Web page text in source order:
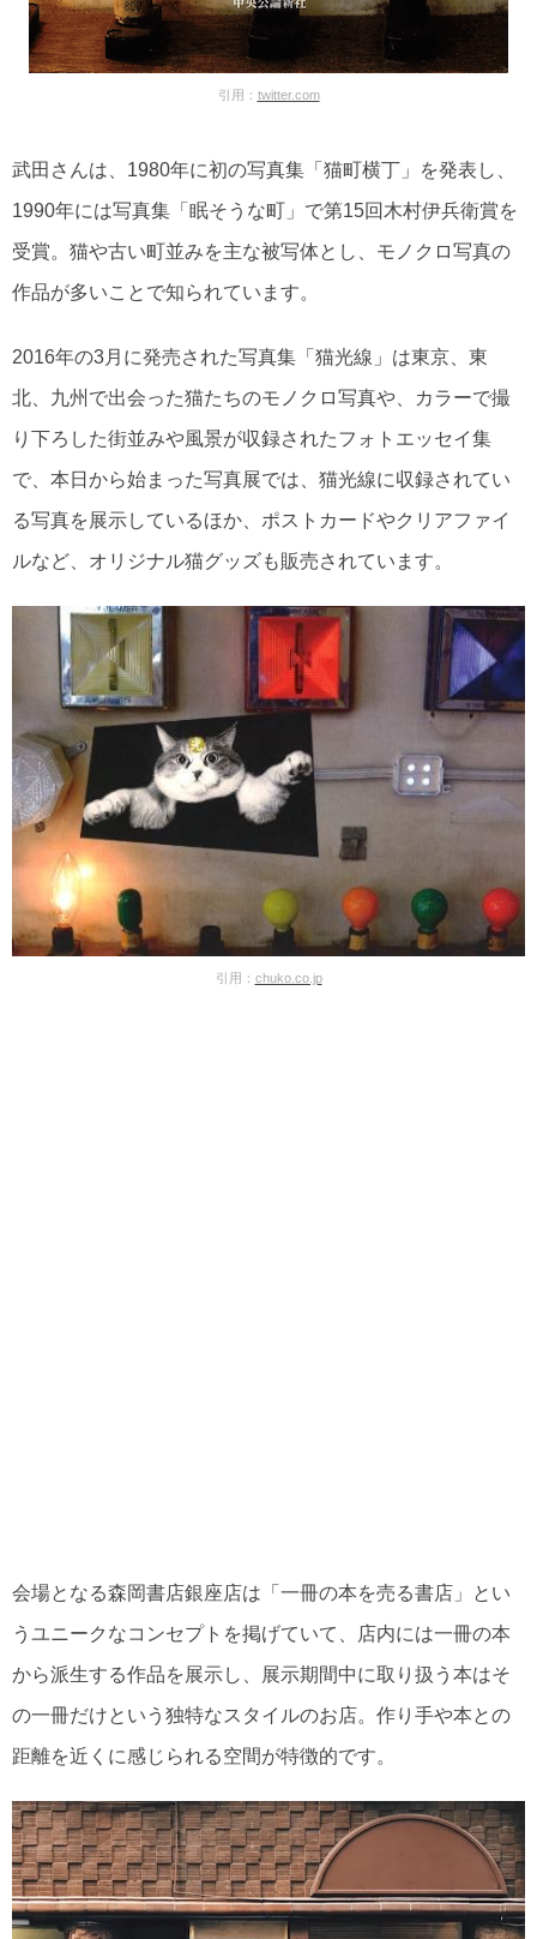
引用： twitter.com
武田さんは、1980年に初の写真集「猫町横丁」を発表し、
1990年には写真集「眠そうな町」で第15回木村伊兵衛賞を
受賞。猫や古い町並みを主な被写体とし、モノクロ写真の
作品が多いことで知られています。
2016年の3月に発売された写真集「猫光線」は東京、東
北、九州で出会った猫たちのモノクロ写真や、カラーで撮
り下ろした街並みや風景が収録されたフォトエッセイ集
で、本日から始まった写真展では、猫光線に収録されてい
る写真を展示しているほか、ポストカードやクリアファイ
ルなど、オリジナル猫グッズも販売されています。
引用： chuko.co.jp
会場となる森岡書店銀座店は「一冊の本を売る書店」とい
うユニークなコンセプトを掲げていて、店内には一冊の本
から派生する作品を展示し、展示期間中に取り扱う本はそ
の一冊だけという独特なスタイルのお店。作り手や本との
距離を近くに感じられる空間が特徴的です。